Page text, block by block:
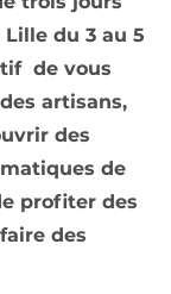
du 3 au 5
de vous
artisans,
des
de
profiter des
des